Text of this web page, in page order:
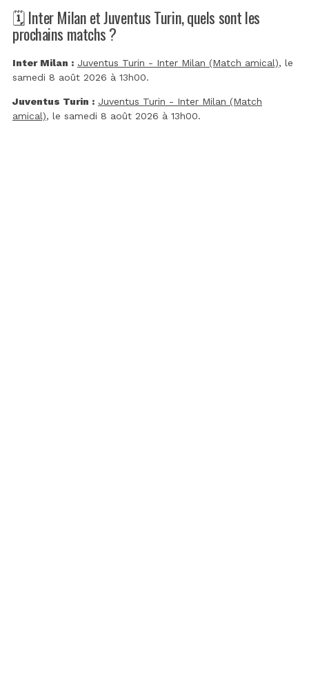
🗓️ Inter Milan et Juventus Turin, quels sont les
prochains matchs ?
Inter Milan : Juventus Turin - Inter Milan (Match amical), le
samedi 8 août 2026 à 13h00.
Juventus Turin : Juventus Turin - Inter Milan (Match
amical), le samedi 8 août 2026 à 13h00.